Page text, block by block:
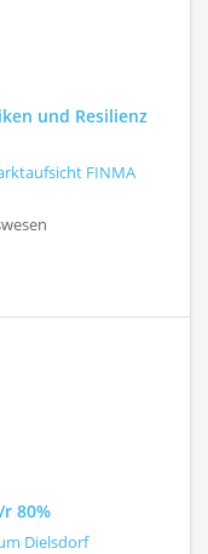
und Resilienz
FINMA
80%
Dielsdorf